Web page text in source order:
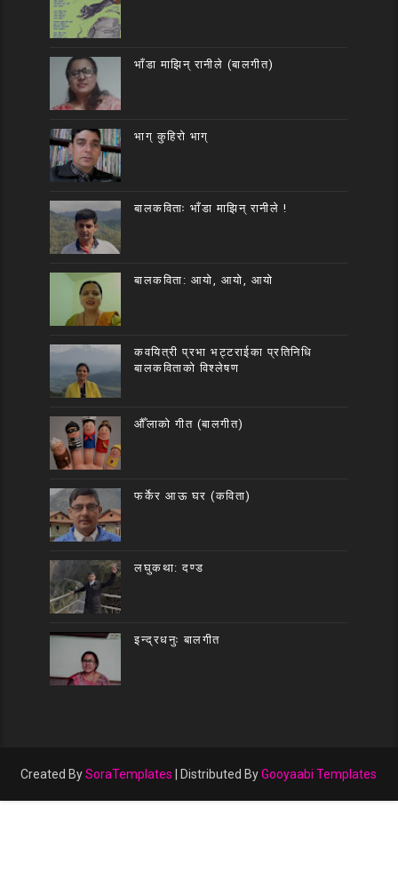
भाँडा माझिन् रानीले (बालगीत)
भाग् कुहिरो भाग्
बालकविताः भाँडा माझिन् रानीले !
बालकविता: आयो, आयो, आयो
कवयित्री प्रभा भट्टराईका प्रतिनिधि
बालकविताको विश्लेषण
औँलाको गीत (बालगीत)
फर्केर आऊ घर (कविता)
लघुकथा: दण्ड
इन्द्रधनुः बालगीत
Created BySoraTemplates | Distributed ByGooyaabi Templates